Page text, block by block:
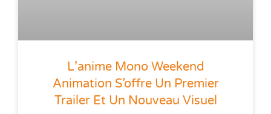
L’anime Mono Weekend
Animation S’offre Un Premier
Trailer Et Un Nouveau Visuel